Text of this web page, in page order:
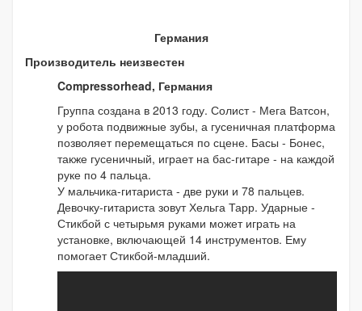
Германия
Производитель неизвестен
Compressorhead, Германия
Группа создана в 2013 году. Солист - Мега Ватсон,
у робота подвижные зубы, а гусеничная платформа
позволяет перемещаться по сцене. Басы - Бонес,
также гусеничный, играет на бас-гитаре - на каждой
руке по 4 пальца.
У мальчика-гитариста - две руки и 78 пальцев.
Девочку-гитариста зовут Хельга Тарр. Ударные -
Стикбой с четырьмя руками может играть на
установке, включающей 14 инструментов. Ему
помогает Стикбой-младший.